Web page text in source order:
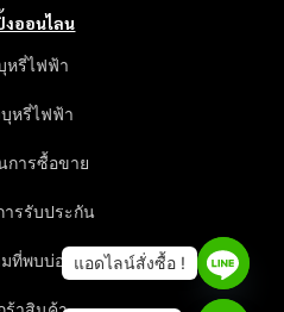
ออนไลน
หรี่ไฟฟ้า
หรี่ไฟฟ้า
การซื้อขาย
ารรับประกัน
ที่พบบ่อย